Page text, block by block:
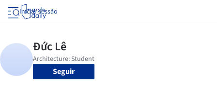
Iniciar sessão
Seguir